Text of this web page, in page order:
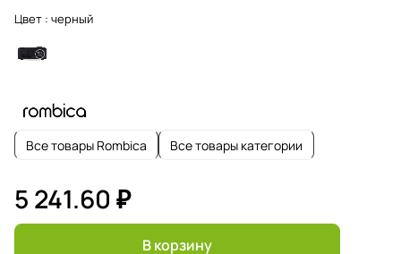
Цвет : черный
Все товары Rombica Все товары категории
5 241.60 ₽
В корзину